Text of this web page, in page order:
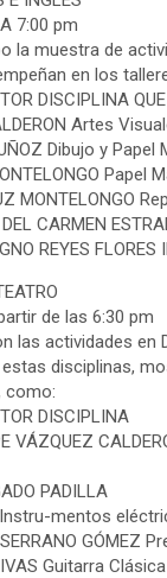
7:00 pm
la muestra de
en los
DISCIPLINA
Artes
Dibujo y
Papel
MONTELONGO
CARMEN
REYES FLORES
de las 6:30 pm
las actividades en
disciplinas,
como:
DISCIPLINA
VÁZQUEZ
PADILLA
mentos
GÓMEZ
Guitarra Clásica